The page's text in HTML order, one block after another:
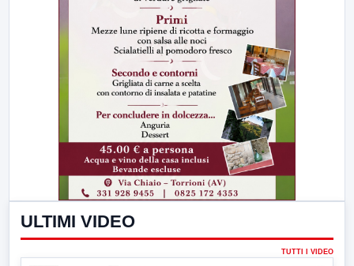
ULTIMI VIDEO
TUTTI I VIDEO